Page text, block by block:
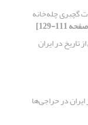
گچبری چله‌خانه
در ایران
در حراجی‌ها